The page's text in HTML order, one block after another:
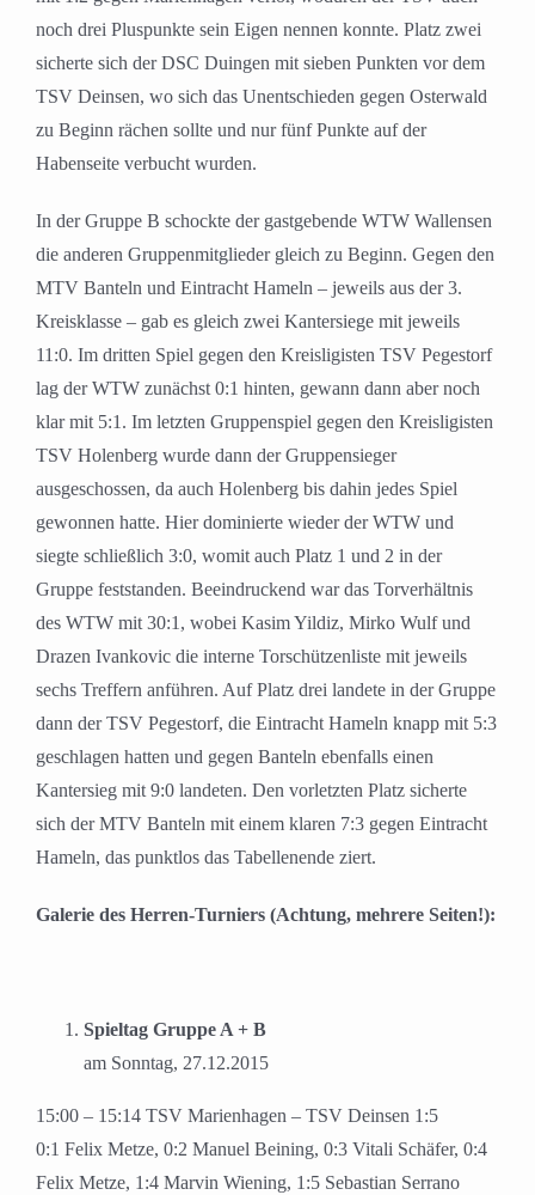
noch drei Pluspunkte sein Eigen nennen konnte. Platz zwei
sicherte sich der DSC Duingen mit sieben Punkten vor dem
TSV Deinsen, wo sich das Unentschieden gegen Osterwald
zu Beginn rächen sollte und nur fünf Punkte auf der
Habenseite verbucht wurden.
In der Gruppe B schockte der gastgebende WTW Wallensen
die anderen Gruppenmitglieder gleich zu Beginn. Gegen den
MTV Banteln und Eintracht Hameln – jeweils aus der 3.
Kreisklasse – gab es gleich zwei Kantersiege mit jeweils
11:0. Im dritten Spiel gegen den Kreisligisten TSV Pegestorf
lag der WTW zunächst 0:1 hinten, gewann dann aber noch
klar mit 5:1. Im letzten Gruppenspiel gegen den Kreisligisten
TSV Holenberg wurde dann der Gruppensieger
ausgeschossen, da auch Holenberg bis dahin jedes Spiel
gewonnen hatte. Hier dominierte wieder der WTW und
siegte schließlich 3:0, womit auch Platz 1 und 2 in der
Gruppe feststanden. Beeindruckend war das Torverhältnis
des WTW mit 30:1, wobei Kasim Yildiz, Mirko Wulf und
Drazen Ivankovic die interne Torschützenliste mit jeweils
sechs Treffern anführen. Auf Platz drei landete in der Gruppe
dann der TSV Pegestorf, die Eintracht Hameln knapp mit 5:3
geschlagen hatten und gegen Banteln ebenfalls einen
Kantersieg mit 9:0 landeten. Den vorletzten Platz sicherte
sich der MTV Banteln mit einem klaren 7:3 gegen Eintracht
Hameln, das punktlos das Tabellenende ziert.
Galerie des Herren-Turniers (Achtung, mehrere Seiten!):
Spieltag Gruppe A + B
am Sonntag, 27.12.2015
15:00 – 15:14 TSV Marienhagen – TSV Deinsen 1:5
0:1 Felix Metze, 0:2 Manuel Beining, 0:3 Vitali Schäfer, 0:4
Felix Metze, 1:4 Marvin Wiening, 1:5 Sebastian Serrano